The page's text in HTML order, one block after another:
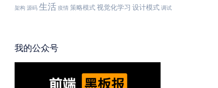
架构 源码 生活 疫情 策略模式 视觉化学习 设计模式 调试
我的公众号